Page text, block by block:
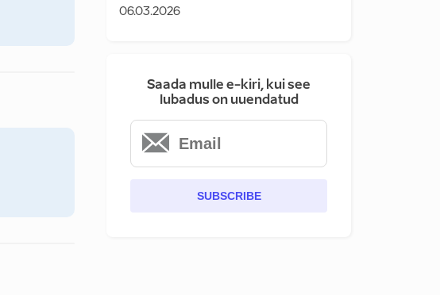
06.03.2026
Saada mulle e-kiri, kui see
lubadus on uuendatud
SUBSCRIBE